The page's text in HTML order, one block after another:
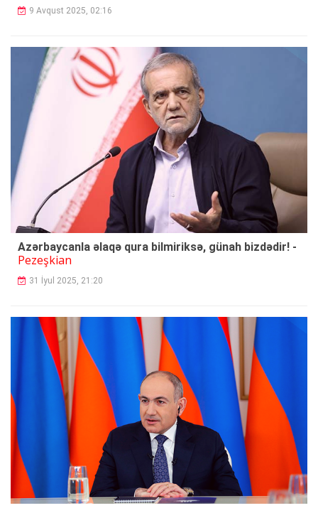
9 Avqust 2025, 02:16
Azərbaycanla əlaqə qura bilmiriksə, günah bizdədir! -
Pezeşkian
31 İyul 2025, 21:20